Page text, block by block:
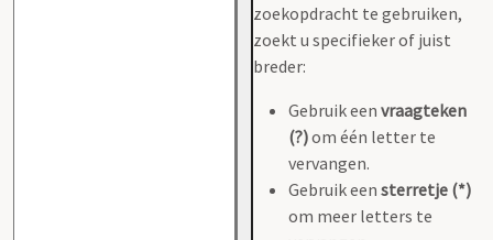
zoekopdracht te gebruiken,
zoekt u specifieker of juist
breder:
Gebruik een vraagteken
(?)om één letter te
vervangen.
Gebruik een sterretje (*)
om meer letters te